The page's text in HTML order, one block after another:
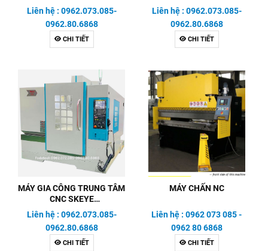
Liên hệ : 0962.073.085-
0962.80.6868
CHI TIẾT
Liên hệ : 0962.073.085-
0962.80.6868
CHI TIẾT
MÁY GIA CÔNG TRUNG TÂM
CNC SKEYE
V85/1060L/1270L/1370/1580L
Liên hệ : 0962.073.085-
0962.80.6868
CHI TIẾT
MÁY CHẤN NC
Liên hệ : 0962 073 085 -
0962 80 6868
CHI TIẾT